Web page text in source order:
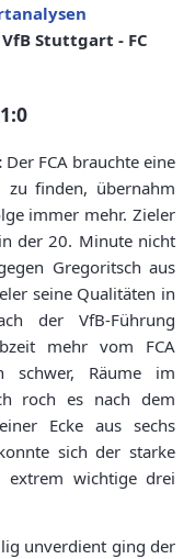
VfB Stuttgart - FC
Der FCA brauchte eine
zu finden, übernahm
immer mehr. Zieler
der 20. Minute nicht
Gregoritsch aus
seine Qualitäten in
der VfB-Führung
mehr vom FCA
Räume im
roch es nach dem
Ecke aus sechs
sich der starke
extrem wichtige drei
unverdient ging der